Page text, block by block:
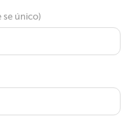
se único)